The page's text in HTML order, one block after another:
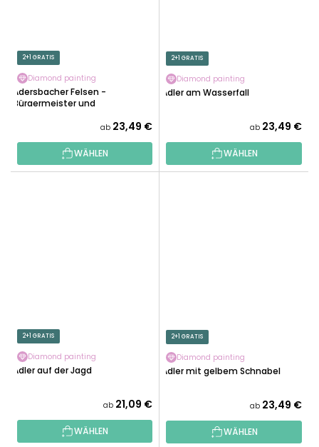
2+1 GRATIS
Diamond painting
Adersbacher Felsen -
Bürgermeister und
ab 23,49 €
WÄHLEN
2+1 GRATIS
Diamond painting
Adler am Wasserfall
ab 23,49 €
WÄHLEN
2+1 GRATIS
Diamond painting
Adler auf der Jagd
ab 21,09 €
WÄHLEN
2+1 GRATIS
Diamond painting
Adler mit gelbem Schnabel
ab 23,49 €
WÄHLEN